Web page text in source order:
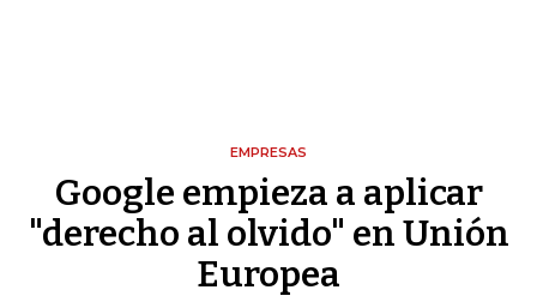
EMPRESAS
Google empieza a aplicar
"derecho al olvido" en Unión
Europea